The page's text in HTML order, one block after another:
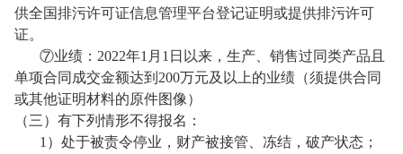
供全国排污许可证信息管理平台登记证明或提供排污许可
证。
⑦业绩：2022年1月1日以来，生产、销售过同类产品且
单项合同成交金额达到200万元及以上的业绩（须提供合同
或其他证明材料的原件图像）
（三）有下列情形不得报名：
1 ）处于被责令停业，财产被接管、冻结，破产状态；